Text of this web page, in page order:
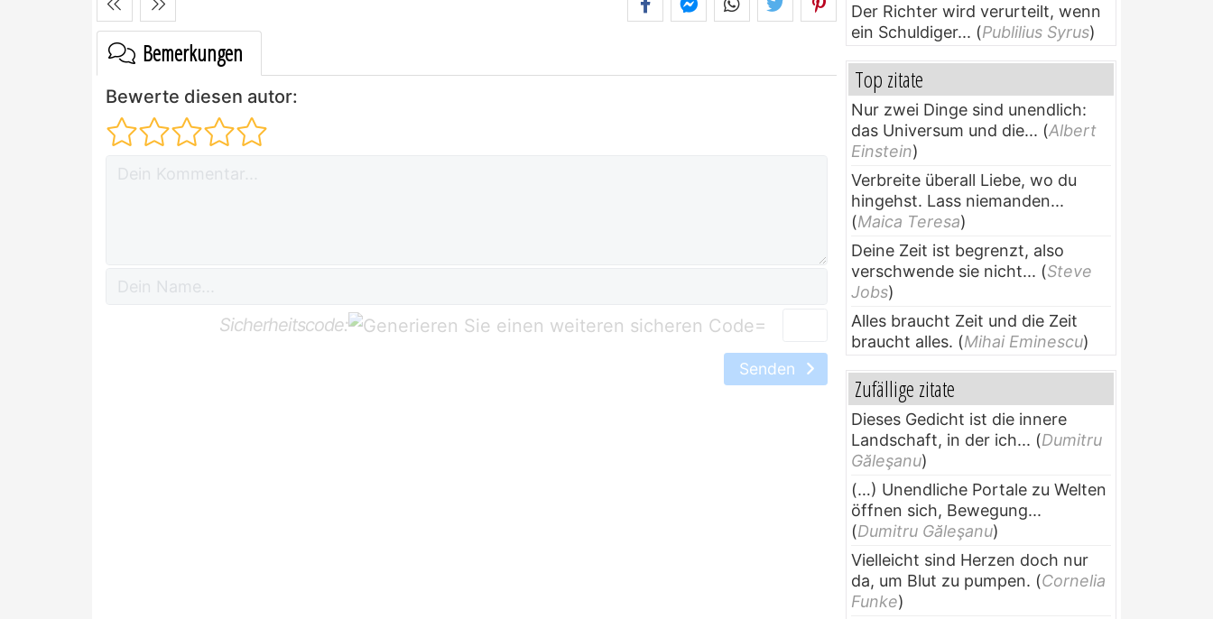
Bemerkungen
Bewerte diesen autor:
Sicherheitscode: =
Senden
Der Richter wird verurteilt, wenn
ein Schuldiger... (Publilius Syrus)
Top zitate
Nur zwei Dinge sind unendlich:
das Universum und die... (Albert
Einstein)
Verbreite überall Liebe, wo du
hingehst. Lass niemanden...
(Maica Teresa)
Deine Zeit ist begrenzt, also
verschwende sie nicht... (Steve
Jobs)
Alles braucht Zeit und die Zeit
braucht alles. (Mihai Eminescu)
Zufällige zitate
Dieses Gedicht ist die innere
Landschaft, in der ich... (Dumitru
Găleşanu)
(…) Unendliche Portale zu Welten
öffnen sich, Bewegung...
(Dumitru Găleşanu)
Vielleicht sind Herzen doch nur
da, um Blut zu pumpen. (Cornelia
Funke)